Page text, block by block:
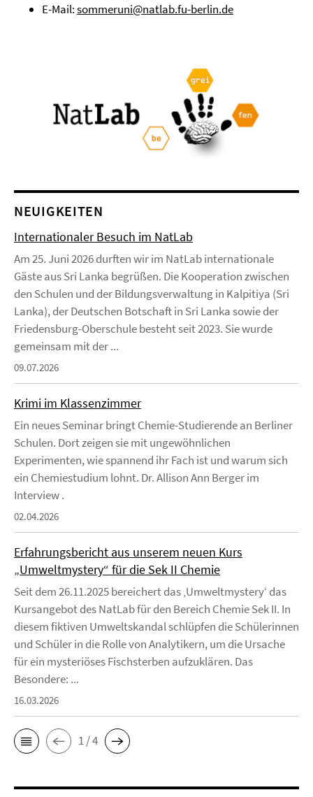
E-Mail:sommeruni@natlab.fu-berlin.de
NEUIGKEITEN
Internationaler Besuch im NatLab
Am 25. Juni 2026 durften wir im NatLab internationale
Gäste aus Sri Lanka begrüßen. Die Kooperation zwischen
den Schulen und der Bildungsverwaltung in Kalpitiya (Sri
Lanka), der Deutschen Botschaft in Sri Lanka sowie der
Friedensburg-Oberschule besteht seit 2023. Sie wurde
gemeinsam mit der ...
09.07.2026
Krimi im Klassenzimmer
Ein neues Seminar bringt Chemie-Studierende an Berliner
Schulen. Dort zeigen sie mit ungewöhnlichen
Experimenten, wie spannend ihr Fach ist und warum sich
ein Chemiestudium lohnt. Dr. Allison Ann Berger im
Interview .
02.04.2026
Erfahrungsbericht aus unserem neuen Kurs
„Umweltmystery“ für die Sek II Chemie
Seit dem 26.11.2025 bereichert das ‚Umweltmystery‘ das
Kursangebot des NatLab für den Bereich Chemie Sek II. In
diesem fiktiven Umweltskandal schlüpfen die Schülerinnen
und Schüler in die Rolle von Analytikern, um die Ursache
für ein mysteriöses Fischsterben aufzuklären. Das
Besondere: ...
16.03.2026
1 / 4